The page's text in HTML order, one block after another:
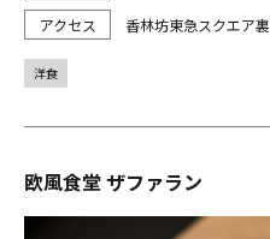
香林坊東急スクエア裏
洋食
欧風食堂 ザファラン